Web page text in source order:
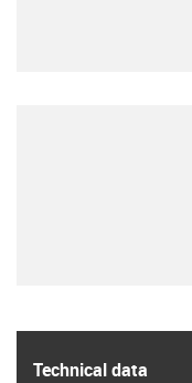
Technical data